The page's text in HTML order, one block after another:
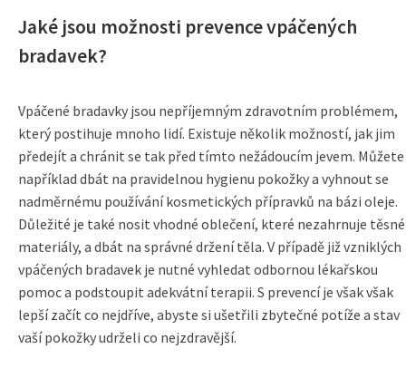
Jaké jsou možnosti prevence vpáčených
bradavek?
Vpáčené bradavky jsou nepříjemným zdravotním problémem,
který postihuje mnoho lidí. Existuje několik možností, jak jim
předejít a chránit se tak před tímto nežádoucím jevem. Můžete
například dbát na pravidelnou hygienu pokožky a vyhnout se
nadměrnému používání kosmetických přípravků na bázi oleje.
Důležité je také nosit vhodné oblečení, které nezahrnuje těsné
materiály, a dbát na správné držení těla. V případě již vzniklých
vpáčených bradavek je nutné vyhledat odbornou lékařskou
pomoc a podstoupit adekvátní terapii. S prevencí je však však
lepší začít co nejdříve, abyste si ušetřili zbytečné potíže a stav
vaší pokožky udrželi co nejzdravější.